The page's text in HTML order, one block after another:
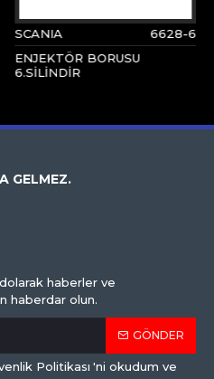
SCANIA
6628-6
ENJEKTÖR BORUSU
6.SİLİNDİR
GELMEZ.
haberler ve
haberdar olun.
GÖNDER
Politikası 'ni okudum ve